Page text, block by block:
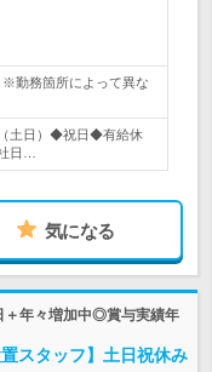
※勤務箇所によって異な
土日）◆祝日◆有給休
日…
気になる
＋年々増加中◎賞与実績年
スタッフ】土日祝休み